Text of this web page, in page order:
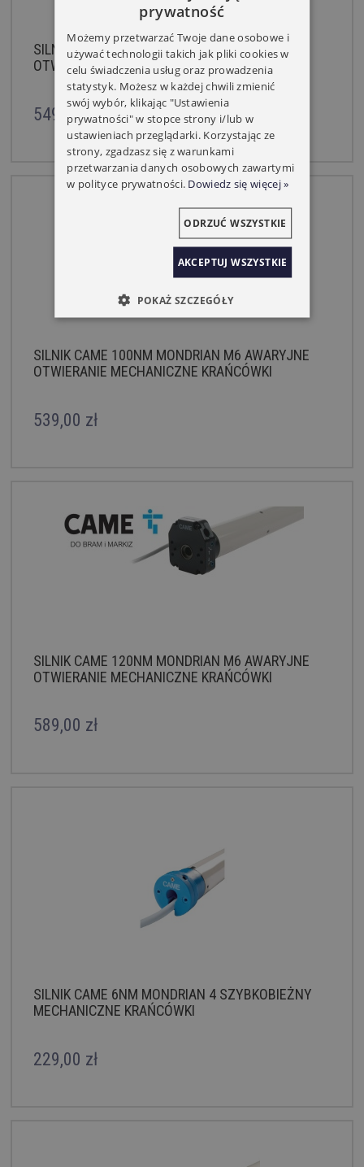
SILNIK CAME 80NM MONDRIAN M6 AWARYJNE
OTWIERANIE MECHANICZNE KRAŃCÓWKI
549,00 zł
SILNIK CAME 100NM MONDRIAN M6 AWARYJNE
OTWIERANIE MECHANICZNE KRAŃCÓWKI
539,00 zł
SILNIK CAME 120NM MONDRIAN M6 AWARYJNE
OTWIERANIE MECHANICZNE KRAŃCÓWKI
589,00 zł
SILNIK CAME 6NM MONDRIAN 4 SZYBKOBIEŻNY
MECHANICZNE KRAŃCÓWKI
229,00 zł
prywatność
Możemy przetwarzać Twoje dane osobowe i
używać technologii takich jak pliki cookies w
celu świadczenia usług oraz prowadzenia
statystyk. Możesz w każdej chwili zmienić
swój wybór, klikając "Ustawienia
prywatności" w stopce strony i/lub w
ustawieniach przeglądarki. Korzystając ze
strony, zgadzasz się z warunkami
przetwarzania danych osobowych zawartymi
w polityce prywatności. Dowiedz się więcej »
AKCEPTUJ WSZYSTKIE
ODRZUĆ WSZYSTKIE
POKAŻ SZCZEGÓŁY